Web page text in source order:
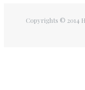
Copyrights © 2014